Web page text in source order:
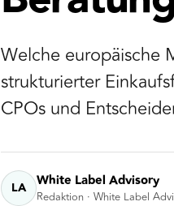
Welche europäische
strukturierter
CPOs und
LA White Label Advisory
Redaktion · White Label